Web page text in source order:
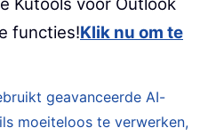
functies!Klik nu om te
geavanceerde AI-
moeiteloos te verwerken,